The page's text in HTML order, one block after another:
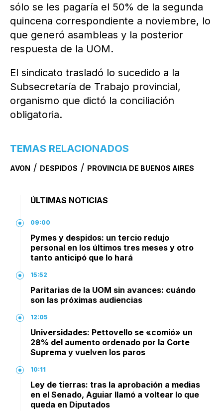
sólo se les pagaría el 50% de la segunda
quincena correspondiente a noviembre, lo
que generó asambleas y la posterior
respuesta de la UOM.
El sindicato trasladó lo sucedido a la
Subsecretaría de Trabajo provincial,
organismo que dictó la conciliación
obligatoria.
TEMAS RELACIONADOS
AVON / DESPIDOS / PROVINCIA DE BUENOS AIRES
ÚLTIMAS NOTICIAS
09:00
Pymes y despidos: un tercio redujo
personal en los últimos tres meses y otro
tanto anticipó que lo hará
15:52
Paritarias de la UOM sin avances: cuándo
son las próximas audiencias
12:05
Universidades: Pettovello se «comió» un
28% del aumento ordenado por la Corte
Suprema y vuelven los paros
10:11
Ley de tierras: tras la aprobación a medias
en el Senado, Aguiar llamó a voltear lo que
queda en Diputados